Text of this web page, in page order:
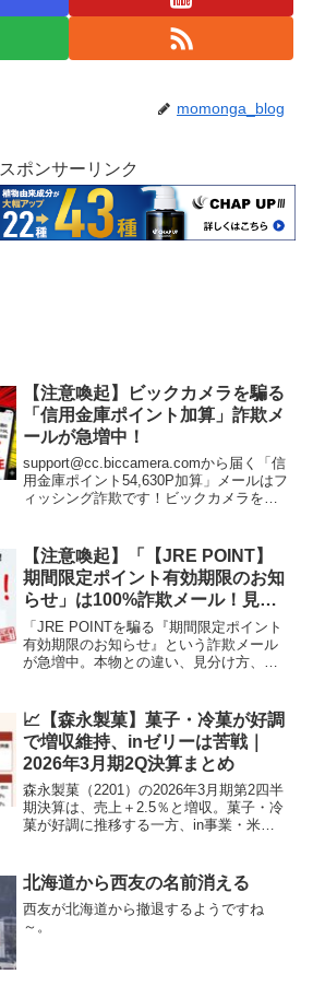
momonga_blog
スポンサーリンク
【注意喚起】ビックカメラを騙る
「信用金庫ポイント加算」詐欺メ
ールが急増中！
support@cc.biccamera.comから届く「信
用金庫ポイント54,630P加算」メールはフ
ィッシング詐欺です！ビックカメラを装
説。不審なメールに騙される前に、ぜひ
内容をご確認ください。
【注意喚起】「【JRE POINT】
期間限定ポイント有効期限のお知
らせ」は100%詐欺メール！見分
け方と対策を徹底解説
「JRE POINTを騙る『期間限定ポイント
有効期限のお知らせ』という詐欺メール
が急増中。本物との違い、見分け方、ア
す。」
📈【森永製菓】菓子・冷菓が好調
で増収維持、inゼリーは苦戦｜
2026年3月期2Q決算まとめ
森永製菓（2201）の2026年3月期第2四半
期決算は、売上＋2.5％と増収。菓子・冷
菓が好調に推移する一方、in事業・米国
北海道から西友の名前消える
西友が北海道から撤退するようですね
～。